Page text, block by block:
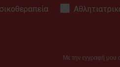
Με την εγγραφή μου